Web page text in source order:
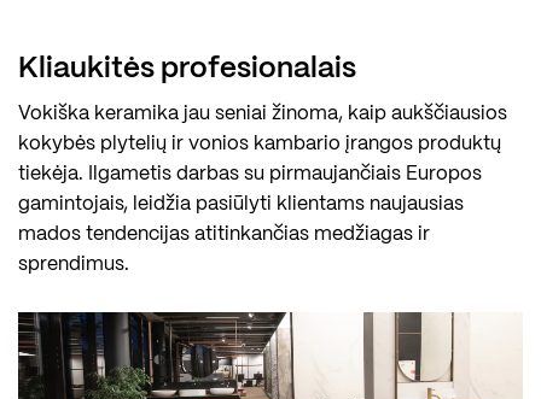
Kliaukitės profesionalais
Vokiška keramika jau seniai žinoma, kaip aukščiausios
kokybės plytelių ir vonios kambario įrangos produktų
tiekėja. Ilgametis darbas su pirmaujančiais Europos
gamintojais, leidžia pasiūlyti klientams naujausias
mados tendencijas atitinkančias medžiagas ir
sprendimus.